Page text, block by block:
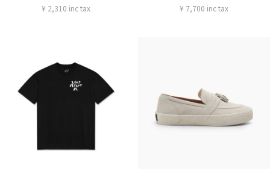
¥ 2,310 inc tax ¥ 7,700 inc tax